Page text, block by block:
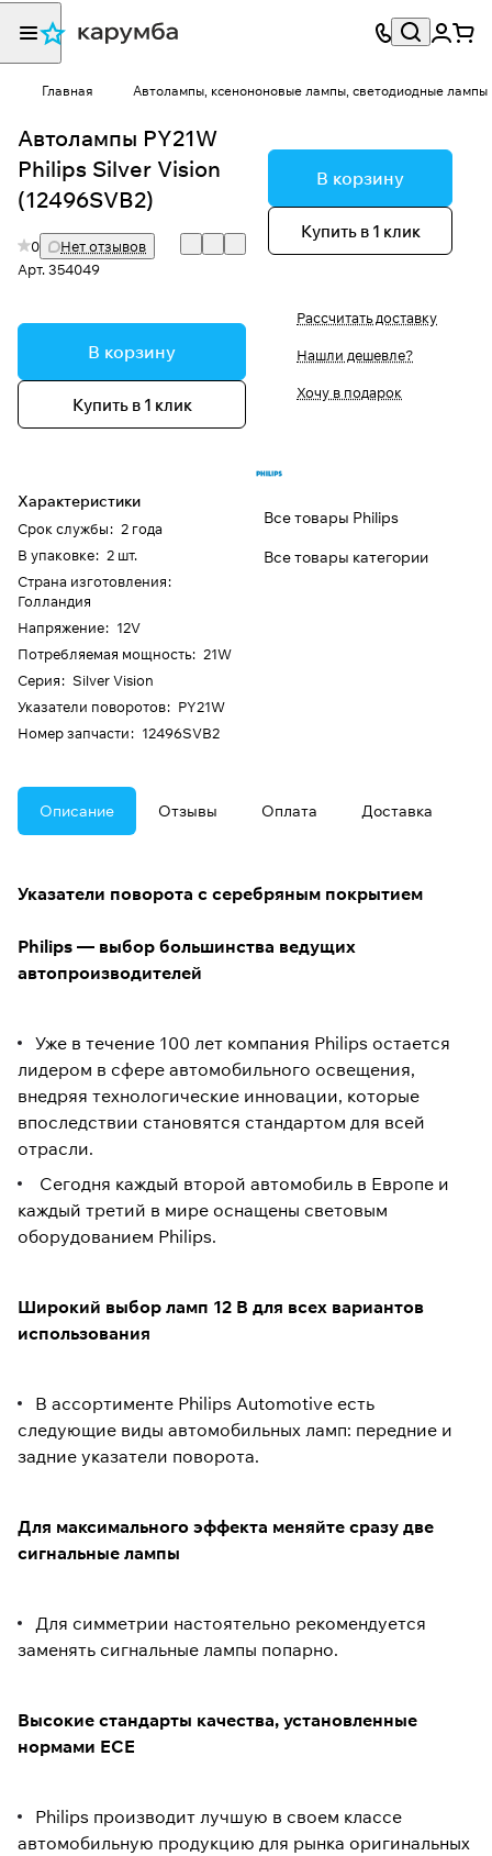
Главная Автолампы, ксенононовые лампы, светодиодные лампы
Автолампы PY21W
Philips Silver Vision
(12496SVB2)
0
Нет отзывов
Арт.354049
В корзину
Купить в 1 клик
Характеристики
Срок службы: 2 года
В упаковке: 2 шт.
Страна изготовления:
Голландия
Напряжение: 12V
Потребляемая мощность: 21W
Серия: Silver Vision
Указатели поворотов: PY21W
Номер запчасти: 12496SVB2
В корзину
Купить в 1 клик
Рассчитать доставку
Нашли дешевле?
Хочу в подарок
Все товары Philips
Все товары категории
Описание Отзывы Оплата Доставка
Указатели поворота с серебряным покрытием
Philips — выбор большинства ведущих
автопроизводителей
Уже в течение 100 лет компания Philips остается
лидером в сфере автомобильного освещения,
внедряя технологические инновации, которые
впоследствии становятся стандартом для всей
отрасли.
Сегодня каждый второй автомобиль в Европе и
каждый третий в мире оснащены световым
оборудованием Philips.
Широкий выбор ламп 12 В для всех вариантов
использования
В ассортименте Philips Automotive есть
следующие виды автомобильных ламп: передние и
задние указатели поворота.
Для максимального эффекта меняйте сразу две
сигнальные лампы
Для симметрии настоятельно рекомендуется
заменять сигнальные лампы попарно.
Высокие стандарты качества, установленные
нормами ECE
Philips производит лучшую в своем классе
автомобильную продукцию для рынка оригинальных